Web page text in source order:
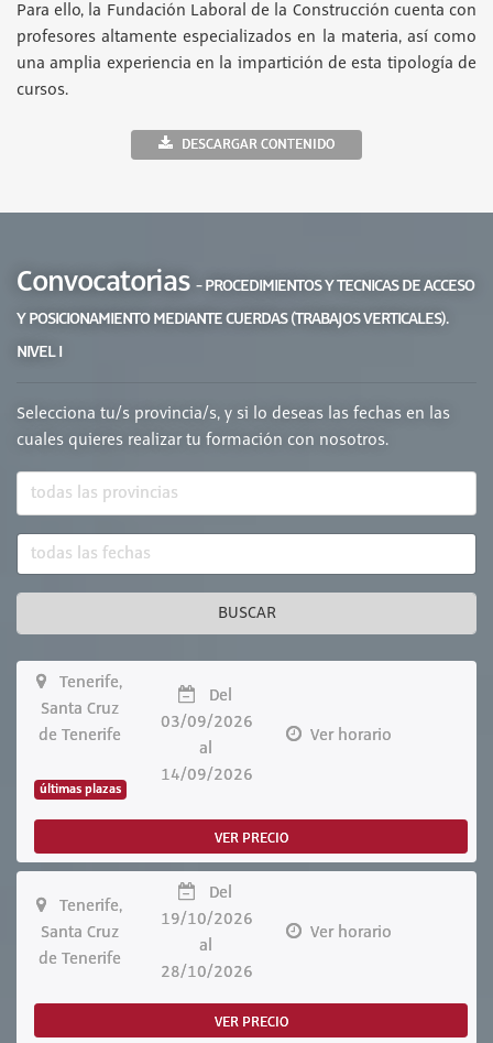
Para ello, la Fundación Laboral de la Construcción cuenta con
profesores altamente especializados en la materia, así como
una amplia experiencia en la impartición de esta tipología de
cursos.
DESCARGAR CONTENIDO
Convocatorias - PROCEDIMIENTOS Y TECNICAS DE ACCESO
Y POSICIONAMIENTO MEDIANTE CUERDAS (TRABAJOS VERTICALES).
NIVEL I
Selecciona tu/s provincia/s, y si lo deseas las fechas en las
cuales quieres realizar tu formación con nosotros.
BUSCAR
Tenerife,
Santa Cruz
de Tenerife
últimas plazas
Del
03/09/2026
al
14/09/2026
Ver horario
VER PRECIO
Tenerife,
Santa Cruz
de Tenerife
Del
19/10/2026
al
28/10/2026
Ver horario
VER PRECIO